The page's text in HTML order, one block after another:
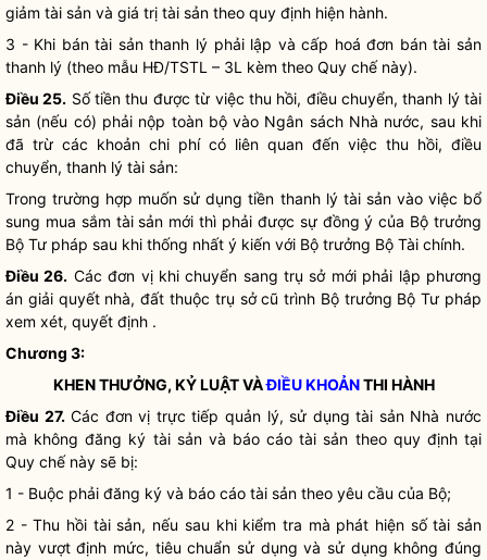
giảm tài sản và giá trị tài sản theo quy định hiện hành.
3 - Khi bán tài sản thanh lý phải lập và cấp hoá đơn bán tài sản
thanh lý (theo mẫu HĐ/TSTL – 3L kèm theo Quy chếnày).
Điều 25. Số tiền thu được từ việc thu hồi, điều chuyển, thanh lý tài
sản (nếu có) phải nộp toàn bộ vào Ngân sách Nhà nước, sau khi
đã trừ các khoản chi phí có liên quan đến việc thu hồi, điều
chuyển, thanh lý tài sản:
Trong trường hợp muốn sử dụng tiền thanh lý tài sản vào việc bổ
sung mua sắm tài sản mới thì phải được sự đồng ý của Bộ trưởng
Bộ Tư pháp sau khi thống nhất ý kiến với Bộ trưởng Bộ Tài chính.
Điều 26. Các đơn vị khi chuyển sang trụ sở mới phải lập phương
án giải quyết nhà, đất thuộc trụ sở cũ trình Bộ trưởng Bộ Tư pháp
xem xét, quyết định .
Chương 3:
KHEN THƯỞNG, KỶ LUẬT VÀĐIỀU KHOẢNTHI HÀNH
Điều 27.Các đơn vị trực tiếp quản lý, sử dụng tài sản Nhà nước
mà không đăng ký tài sản và báo cáo tài sản theo quy định tại
Quy chếnày sẽ bị:
1 - Buộc phải đăng ký và báo cáo tài sản theo yêu cầu của Bộ;
2 - Thu hồi tài sản, nếu sau khi kiểm tra mà phát hiện số tài sản
này vượt định mức, tiêu chuẩn sử dụng và sử dụng không đúng